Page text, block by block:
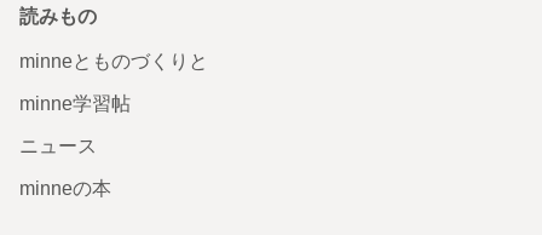
読みもの
minneとものづくりと
minne学習帖
ニュース
minneの本